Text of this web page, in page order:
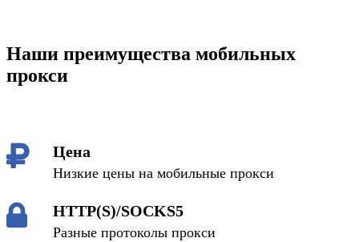
Наши преимущества мобильных
прокси
Цена
Низкие цены на мобильные прокси
HTTP(S)/SOCKS5
Разные протоколы прокси